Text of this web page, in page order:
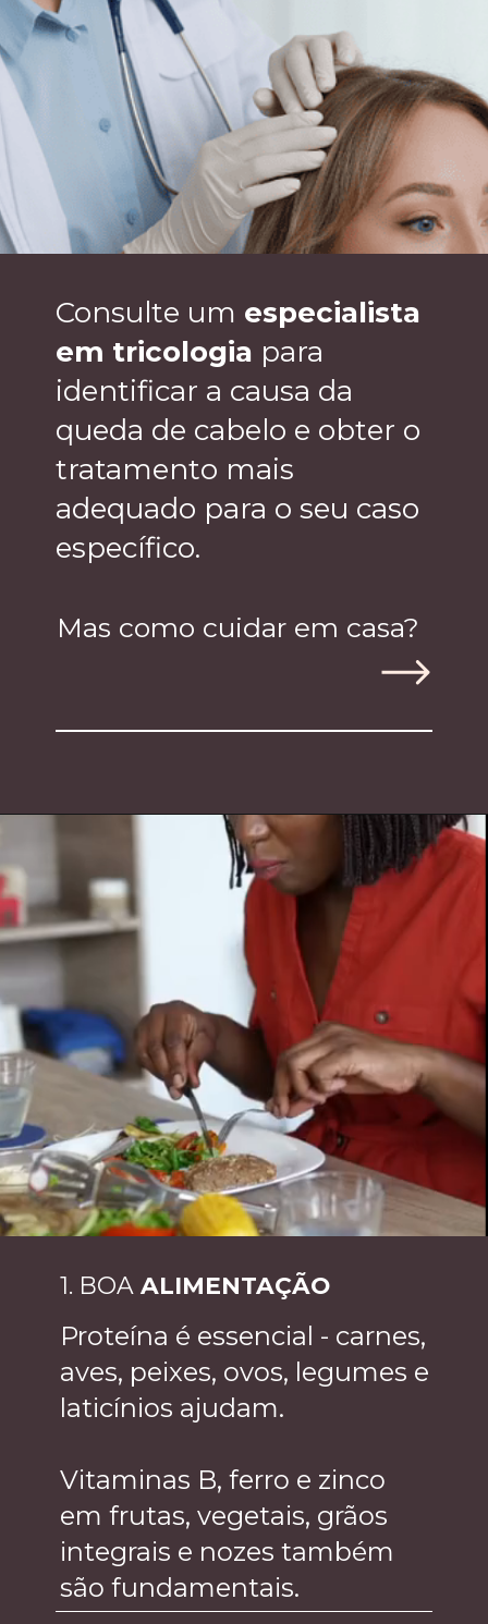
Consulte um especialista
em tricologia para
identificar a causa da
queda de cabelo e obter o
tratamento mais
adequado para o seu caso
específico.
Mas como cuidar em casa?
https://amandaesperancin.com.br/
1. BOAALIMENTAÇÃO
Proteína é essencial - carnes,
aves, peixes, ovos, legumes e
laticínios ajudam.
Vitaminas B, ferro e zinco
em frutas, vegetais, grãos
integrais e nozes também
são fundamentais.